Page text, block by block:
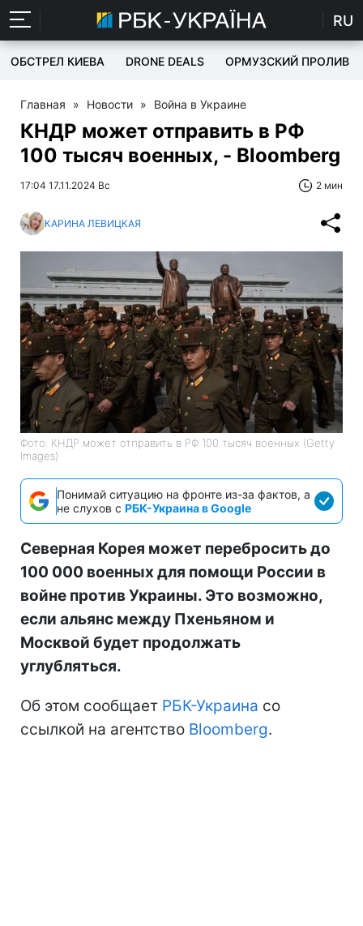
RU
ОБСТРЕЛ КИЕВА DRONE DEALS ОРМУЗСКИЙ ПРОЛИВ
Главная » Новости » Война в Украине
КНДР может отправить в РФ
100 тысяч военных, - Bloomberg
17:04 17.11.2024 Вс 2 мин
КАРИНА ЛЕВИЦКАЯ
Фото: КНДР может отправить в РФ 100 тысяч военных (Getty
Images)
Понимай ситуацию на фронте из-за фактов, а
не слухов с РБК-Украина в Google
Северная Корея может перебросить до
100 000 военных для помощи России в
войне против Украины. Это возможно,
если альянс между Пхеньяном и
Москвой будет продолжать
углубляться.
Об этом сообщает РБК-Украина со
ссылкой на агентство Bloomberg.